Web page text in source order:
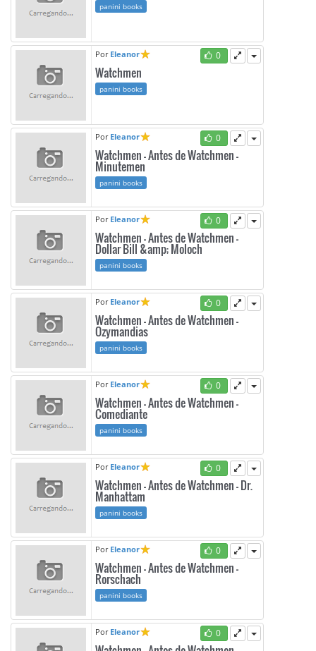
panini books
0
Por Eleanor
Watchmen
panini books
0
Por Eleanor
Watchmen - Antes de Watchmen -
Minutemen
panini books
0
Por Eleanor
Watchmen - Antes de Watchmen -
Dollar Bill &amp; Moloch
panini books
0
Por Eleanor
Watchmen - Antes de Watchmen -
Ozymandias
panini books
0
Por Eleanor
Watchmen - Antes de Watchmen -
Comediante
panini books
0
Por Eleanor
Watchmen - Antes de Watchmen - Dr.
Manhattam
panini books
0
Por Eleanor
Watchmen - Antes de Watchmen -
Rorschach
panini books
0
Por Eleanor